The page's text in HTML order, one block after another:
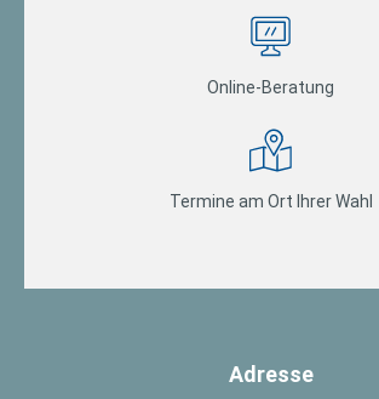
Online-Beratung
Termine am Ort Ihrer Wahl
Adresse